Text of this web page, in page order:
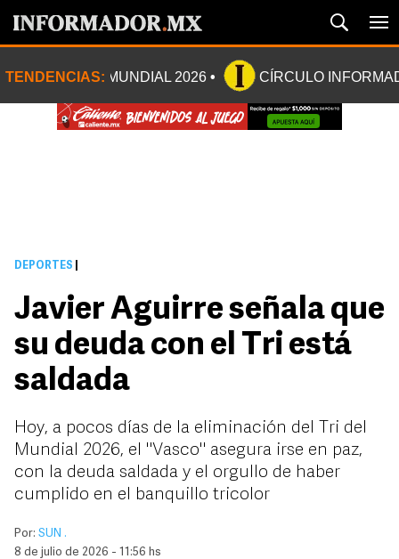
TENDENCIAS: MUNDIAL 2026 CÍRCULO
DEPORTES
Javier Aguirre señala que
su deuda con el Tri está
saldada
Hoy, a pocos días de la eliminación del Tri del
Mundial 2026, el "Vasco" asegura irse en paz,
con la deuda saldada y el orgullo de haber
cumplido en el banquillo tricolor
Por: SUN .
8 de julio de 2026 - 11:56 hs